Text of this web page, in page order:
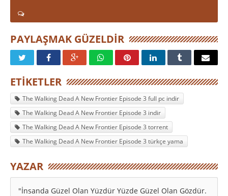
PAYLAŞMAK GÜZELDIR
ETIKETLER
The Walking Dead A New Frontier Episode 3 full pc indir
The Walking Dead A New Frontier Episode 3 indir
The Walking Dead A New Frontier Episode 3 torrent
The Walking Dead A New Frontier Episode 3 türkçe yama
YAZAR
"İnsanda Güzel Olan Yüzdür Yüzde Güzel Olan Gözdür.